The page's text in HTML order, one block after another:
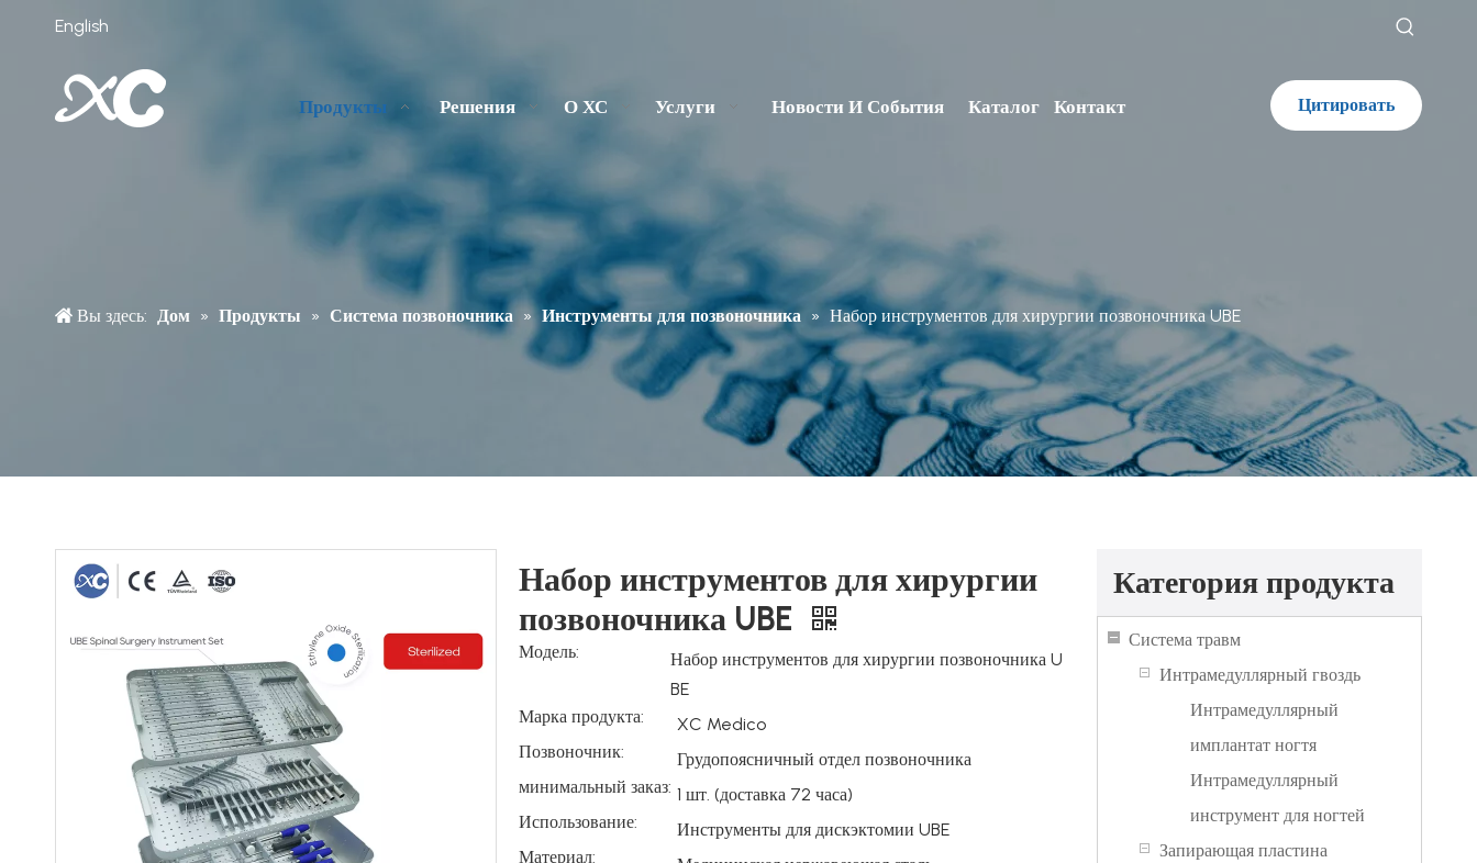
English
Продукты Решения О ХС Услуги Новости И События Каталог Контакт Цитировать
Вы здесь: Дом » Продукты » Система позвоночника » Инструменты для позвоночника » Набор инструментов для хирургии позвоночника UBE
Набор инструментов для хирургии
позвоночника UBE
Модель:
Набор инструментов для хирургии позвоночника U
BE
Марка продукта:
XC Medico
Позвоночник:
Грудопоясничный отдел позвоночника
минимальный заказ: 1 шт. (доставка 72 часа)
Использование:
Инструменты для дискэктомии UBE
Материал:
Категория продукта
Система травм
Интрамедуллярный гвоздь
Интрамедуллярный
имплантат ногтя
Интрамедуллярный
инструмент для ногтей
Запирающая пластина